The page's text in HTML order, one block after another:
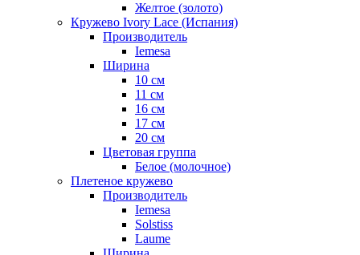
Желтое (золото)
Кружево Ivory Lace (Испания)
Производитель
Iemesa
Ширина
10 см
11 см
16 см
17 см
20 см
Цветовая группа
Белое (молочное)
Плетеное кружево
Производитель
Iemesa
Solstiss
Laume